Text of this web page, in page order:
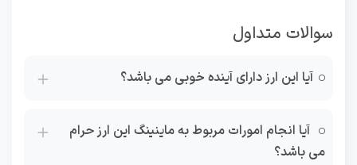
سوالات متداول
آیا این ارز دارای آینده خوبی می باشد؟
آیا انجام امورات مربوط به ماینینگ این ارز حرام
می باشد؟